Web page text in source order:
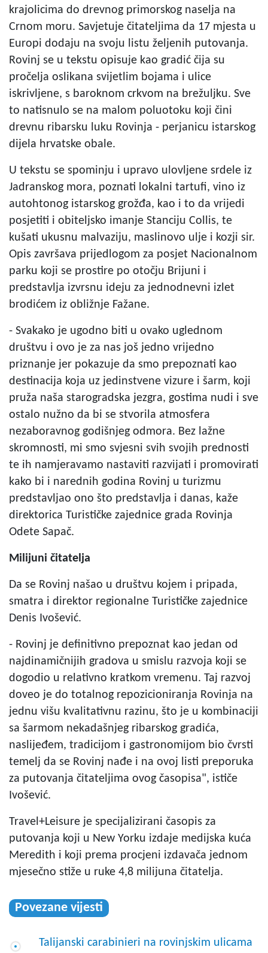
krajolicima do drevnog primorskog naselja na
Crnom moru. Savjetuje čitateljima da 17 mjesta u
Europi dodaju na svoju listu željenih putovanja.
Rovinj se u tekstu opisuje kao gradić čija su
pročelja oslikana svijetlim bojama i ulice
iskrivljene, s baroknom crkvom na brežuljku. Sve
to natisnulo se na malom poluotoku koji čini
drevnu ribarsku luku Rovinja - perjanicu istarskog
dijela hrvatske obale.
U tekstu se spominju i upravo ulovljene srdele iz
Jadranskog mora, poznati lokalni tartufi, vino iz
autohtonog istarskog grožđa, kao i to da vrijedi
posjetiti i obiteljsko imanje Stanciju Collis, te
kušati ukusnu malvaziju, maslinovo ulje i kozji sir.
Opis završava prijedlogom za posjet Nacionalnom
parku koji se prostire po otočju Brijuni i
predstavlja izvrsnu ideju za jednodnevni izlet
brodićem iz obližnje Fažane.
- Svakako je ugodno biti u ovako uglednom
društvu i ovo je za nas još jedno vrijedno
priznanje jer pokazuje da smo prepoznati kao
destinacija koja uz jedinstvene vizure i šarm, koji
pruža naša starogradska jezgra, gostima nudi i sve
ostalo nužno da bi se stvorila atmosfera
nezaboravnog godišnjeg odmora. Bez lažne
skromnosti, mi smo svjesni svih svojih prednosti
te ih namjeravamo nastaviti razvijati i promovirati
kako bi i narednih godina Rovinj u turizmu
predstavljao ono što predstavlja i danas, kaže
direktorica Turističke zajednice grada Rovinja
Odete Sapač.
Milijuni čitatelja
Da se Rovinj našao u društvu kojem i pripada,
smatra i direktor regionalne Turističke zajednice
Denis Ivošević.
- Rovinj je definitivno prepoznat kao jedan od
najdinamičnijih gradova u smislu razvoja koji se
dogodio u relativno kratkom vremenu. Taj razvoj
doveo je do totalnog repozicioniranja Rovinja na
jednu višu kvalitativnu razinu, što je u kombinaciji
sa šarmom nekadašnjeg ribarskog gradića,
naslijeđem, tradicijom i gastronomijom bio čvrsti
temelj da se Rovinj nađe i na ovoj listi preporuka
za putovanja čitateljima ovog časopisa", ističe
Ivošević.
Travel+Leisure je specijalizirani časopis za
putovanja koji u New Yorku izdaje medijska kuća
Meredith i koji prema procjeni izdavača jednom
mjesečno stiže u ruke 4,8 milijuna čitatelja.
Povezane vijesti
Talijanski carabinieri na rovinjskim ulicama